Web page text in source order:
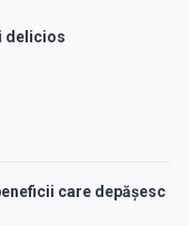
delicios
care depășesc